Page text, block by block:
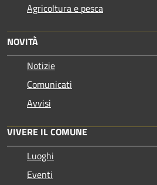
Agricoltura e pesca
NOVITÀ
Notizie
Comunicati
Avvisi
VIVERE IL COMUNE
Luoghi
Eventi